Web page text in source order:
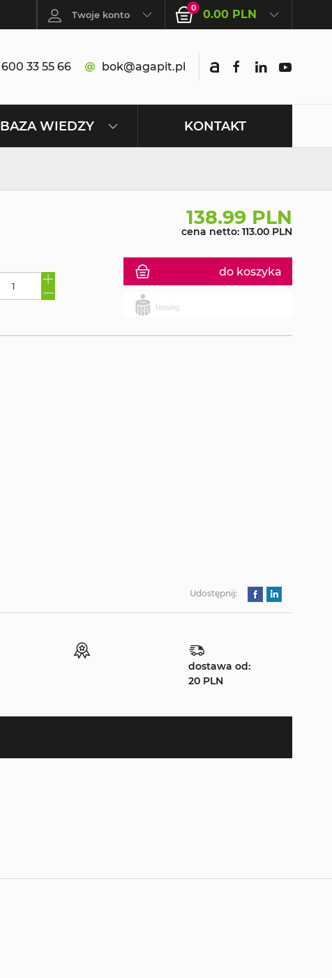
Twoje konto
0 0.00 PLN
600 33 55 66 bok@agapit.pl
BAZA WIEDZY KONTAKT
138.99 PLN
cena netto: 113.00 PLN
do koszyka
Udostępnij:
dostawa od:
20 PLN